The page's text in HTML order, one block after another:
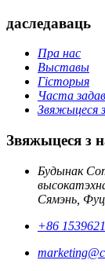
даследаваць
Пра нас
Выставы
Гісторыя
Часта
Звяжыцеся
Звяжыцеся з
Будынак
Сямэнь,
+86